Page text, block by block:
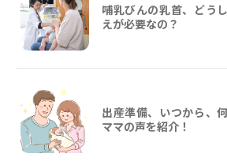
哺乳びんの乳首、どう
えが必要なの？
出産準備、いつから、
ママの声を紹介！